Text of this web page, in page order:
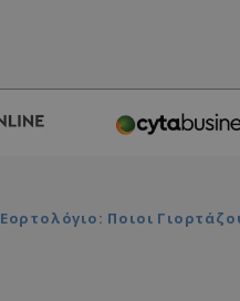
Εορτολόγιο: Ποιοι